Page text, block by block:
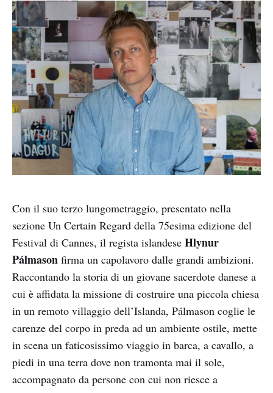
Con il suo terzo lungometraggio, presentato nella
sezione Un Certain Regard della 75esima edizione del
Festival di Cannes, il regista islandese Hlynur
Pálmason firma un capolavoro dalle grandi ambizioni.
Raccontando la storia di un giovane sacerdote danese a
cui è affidata la missione di costruire una piccola chiesa
in un remoto villaggio dell’Islanda, Pálmason coglie le
carenze del corpo in preda ad un ambiente ostile, mette
in scena un faticosissimo viaggio in barca, a cavallo, a
piedi in una terra dove non tramonta mai il sole,
accompagnato da persone con cui non riesce a